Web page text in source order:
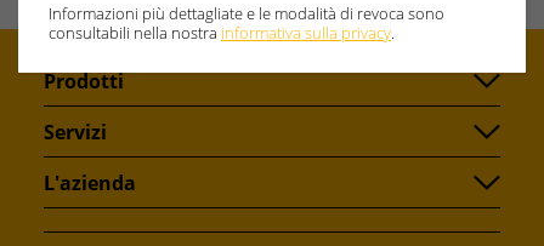
Prodotti
Servizi
L'azienda
Informazioni più dettagliate e le modalità di revoca sono
consultabili nella nostra informativa sulla privacy.